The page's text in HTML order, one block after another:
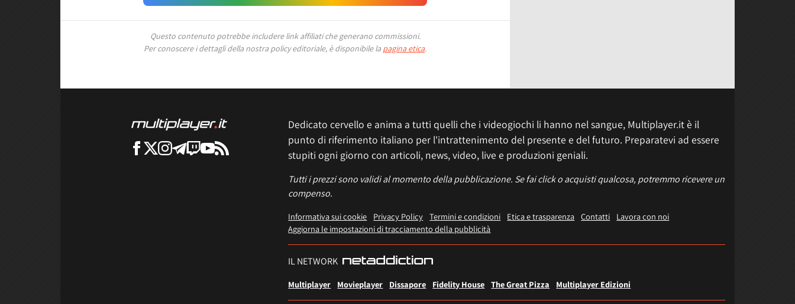
Questo contenuto potrebbe includere link affiliati che generano commissioni.
Per conoscere i dettagli della nostra policy editoriale, è disponibile la pagina etica.
Dedicato cervello e anima a tutti quelli che i videogiochi li hanno nel sangue, Multiplayer.it è il
punto di riferimento italiano per l'intrattenimento del presente e del futuro. Preparatevi ad essere
stupiti ogni giorno con articoli, news, video, live e produzioni geniali.
Tutti i prezzi sono validi al momento della pubblicazione. Se fai click o acquisti qualcosa, potremmo ricevere un
compenso.
Informativa sui cookie Privacy Policy Termini e condizioni Etica e trasparenza Contatti
Lavora con noi
Aggiorna le impostazioni di tracciamento della pubblicità
IL NETWORK
Multiplayer Movieplayer Dissapore Fidelity House The Great Pizza Multiplayer Edizioni